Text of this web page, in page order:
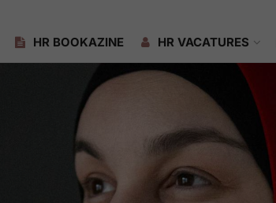
HR BOOKAZINE HR VACATURES